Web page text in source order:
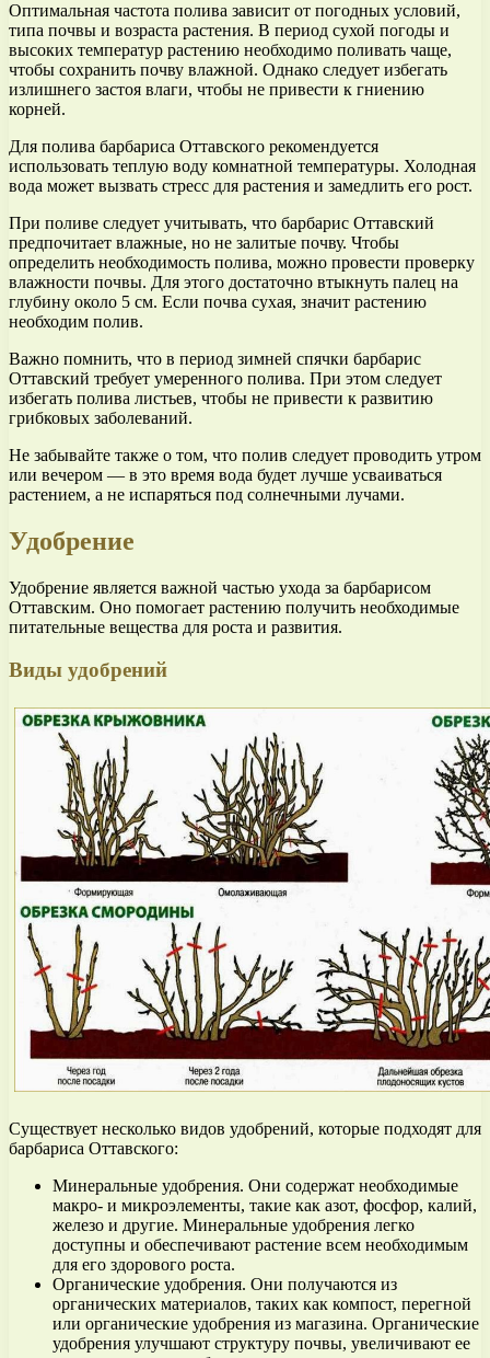
Оптимальная частота полива зависит от погодных условий,
типа почвы и возраста растения. В период сухой погоды и
высоких температур растению необходимо поливать чаще,
чтобы сохранить почву влажной. Однако следует избегать
излишнего застоя влаги, чтобы не привести к гниению
корней.
Для полива барбариса Оттавского рекомендуется
использовать теплую воду комнатной температуры. Холодная
вода может вызвать стресс для растения и замедлить его рост.
При поливе следует учитывать, что барбарис Оттавский
предпочитает влажные, но не залитые почву. Чтобы
определить необходимость полива, можно провести проверку
влажности почвы. Для этого достаточно втыкнуть палец на
глубину около 5 см. Если почва сухая, значит растению
необходим полив.
Важно помнить, что в период зимней спячки барбарис
Оттавский требует умеренного полива. При этом следует
избегать полива листьев, чтобы не привести к развитию
грибковых заболеваний.
Не забывайте также о том, что полив следует проводить утром
или вечером — в это время вода будет лучше усваиваться
растением, а не испаряться под солнечными лучами.
Удобрение
Удобрение является важной частью ухода за барбарисом
Оттавским. Оно помогает растению получить необходимые
питательные вещества для роста и развития.
Виды удобрений
Существует несколько видов удобрений, которые подходят для
барбариса Оттавского:
Минеральные удобрения. Они содержат необходимые
макро- и микроэлементы, такие как азот, фосфор, калий,
железо и другие. Минеральные удобрения легко
доступны и обеспечивают растение всем необходимым
для его здорового роста.
Органические удобрения. Они получаются из
органических материалов, таких как компост, перегной
или органические удобрения из магазина. Органические
удобрения улучшают структуру почвы, увеличивают ее